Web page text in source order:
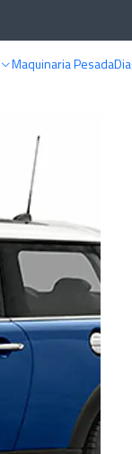
Maquinaria Pesada